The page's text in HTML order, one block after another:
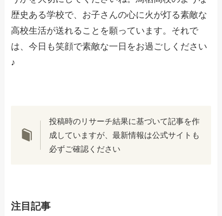
歴史ある学校で、お子さんの心に火が灯る素敵な
高校生活が送れることを願っています。それで
は、今日も笑顔で素敵な一日をお過ごしください
♪
投稿時のリサーチ結果に基づいて記事を作
成していますが、最新情報は公式サイトも
必ずご確認ください
注目記事